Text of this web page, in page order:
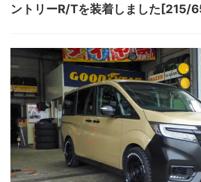
ントリーR/Tを装着しました[215/